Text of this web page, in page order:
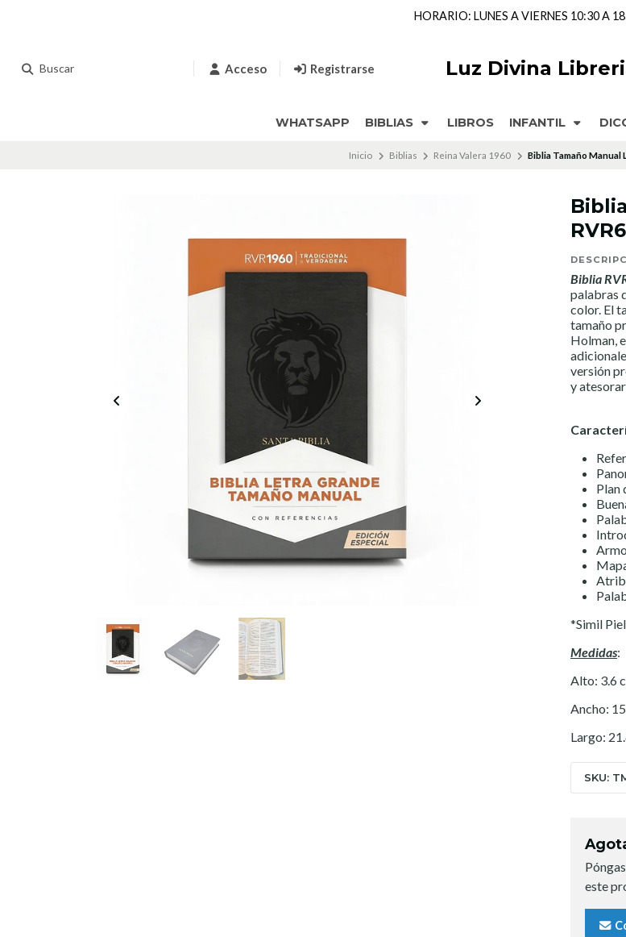
Acceso Registrarse Luz Divina
WHATSAPP BIBLIAS LIBROS INFANTIL
Dirección: Cochrane 143 Local 205, Segundo
Inicio Biblias Reina Valera 1960 Biblia Tamaño Manual
Biblia
palabras
color. El
tamaño
Holman,
versión
y
Plan
*Simil
Medidas:
Alto: 3.6
Ancho:
Largo:
SKU:
este